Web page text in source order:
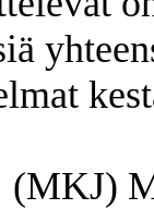
(MKJ)